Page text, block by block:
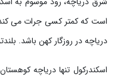
است که کمتر کسی جرات می کند
دریاچه در روزگار کهن باشد. بلندترین و کهن‌ترین این
اسکندرکول تنها دریاچه